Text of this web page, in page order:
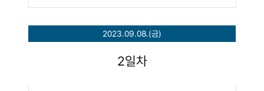
2023.09.08.(금)
2일차